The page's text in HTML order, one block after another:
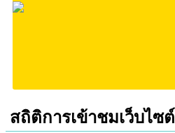
สถิติการเข้าชมเว็บไซต์